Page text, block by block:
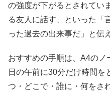
の強度が下がるとされてい
る友人に話す、といった「
った過去の出来事だ」と伝
おすすめの手順は、A4の
日の午前に30分だけ時間を
つ・どこで・誰に・何をさ